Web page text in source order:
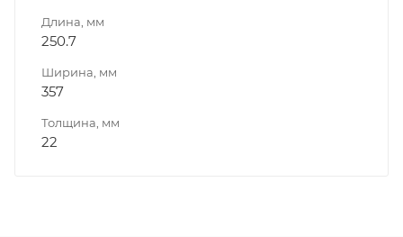
Длина, мм
250.7
Ширина, мм
357
Толщина, мм
22